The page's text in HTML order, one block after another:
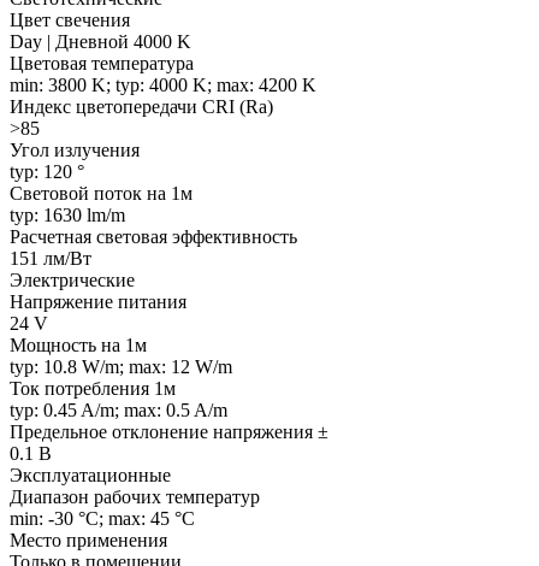
Цвет свечения
Day | Дневной 4000 K
Цветовая температура
min: 3800 K; typ: 4000 K; max: 4200 K
Индекс цветопередачи CRI (Ra)
>85
Угол излучения
typ: 120 °
Световой поток на 1м
typ: 1630 lm/m
Расчетная световая эффективность
151 лм/Вт
Электрические
Напряжение питания
24 V
Мощность на 1м
typ: 10.8 W/m; max: 12 W/m
Ток потребления 1м
typ: 0.45 A/m; max: 0.5 A/m
Предельное отклонение напряжения ±
0.1 В
Эксплуатационные
Диапазон рабочих температур
min: -30 °C; max: 45 °C
Место применения
Только в помещении